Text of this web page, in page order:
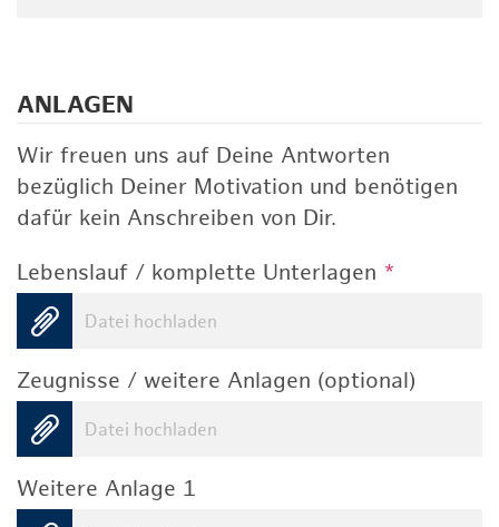
ANLAGEN
Wir freuen uns auf Deine Antworten
bezüglich Deiner Motivation und benötigen
dafür kein Anschreiben von Dir.
Lebenslauf / komplette Unterlagen *
Datei hochladen
Zeugnisse / weitere Anlagen (optional)
Datei hochladen
Weitere Anlage 1